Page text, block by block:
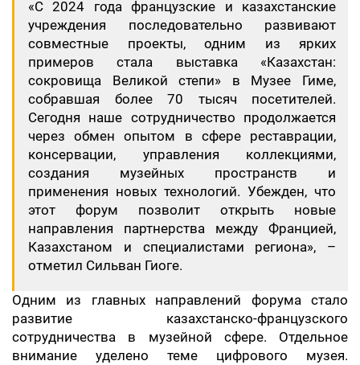
«С 2024 года французские и казахстанские
учреждения последовательно развивают
совместные проекты, одним из ярких
примеров стала выставка «Казахстан:
сокровища Великой степи» в Музее Гиме,
собравшая более 70 тысяч посетителей.
Сегодня наше сотрудничество продолжается
через обмен опытом в сфере реставрации,
консервации, управления коллекциями,
создания музейных пространств и
применения новых технологий. Убежден, что
этот форум позволит открыть новые
направления партнерства между Францией,
Казахстаном и специалистами региона», –
отметил Сильван Гиоге.
Одним из главных направлений форума стало
развитие казахстанско-французского
сотрудничества в музейной сфере. Отдельное
внимание уделено теме цифрового музея.